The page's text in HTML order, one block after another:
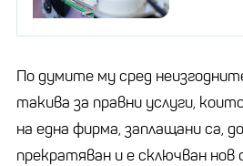
По думите му сред
такива за правни услуги,
на една фирма, заплащани са,
прекратяван и е сключван нов